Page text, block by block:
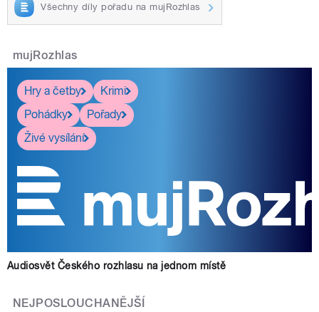
Všechny díly pořadu na mujRozhlas
mujRozhlas
Hry a četby
Krimi
Pohádky
Pořady
Živé vysílání
Audiosvět Českého rozhlasu na jednom místě
NEJPOSLOUCHANĚJŠÍ